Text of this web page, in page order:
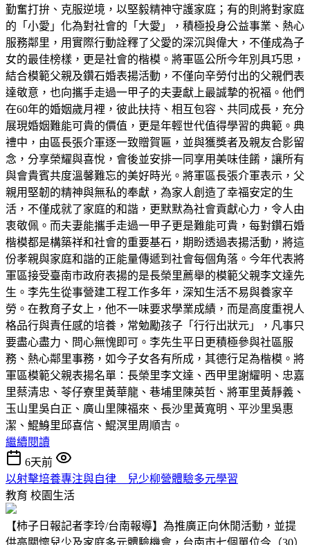
勤奮打拚、克服逆境，以堅毅精神守護家庭；有的則將對家庭
的「小愛」化為對社會的「大愛」，積極投身公益事業、熱心
服務鄰里，用實際行動詮釋了父愛的深沉與偉大，不僅成為子
女的最佳榜樣，更是社會的楷模。將軍區公所今年別具巧思，
結合模範父親及鑽石婚表揚活動，不僅向辛勞付出的父親們表
達敬意，也向攜手走過一甲子的夫妻獻上最誠摯的祝福。他們
在60年的婚姻歲月裡，彼此扶持、相互包容、共同成長，充分
展現婚姻難能可貴的價值，更是年輕世代值得學習的典範。典
禮中，由區長張介軍逐一致贈賀匾，並與獲獎者及親友合影留
念，分享榮耀與喜悅，會後並安排一同享用美味佳餚，讓所有
與會貴賓共度溫馨難忘的美好時光。將軍區長張介軍表示，父
親用堅韌的精神與無私的奉獻，為家人創造了幸福安定的生
活，不僅成就了家庭的和諧，更默默為社會貢獻心力，令人由
衷敬佩。而夫妻能攜手走過一甲子更是難能可貴，每對鑽石婚
楷模都是構築祥和社會的重要基石，期盼透過表揚活動，將這
份孝親與家庭和諧的正能量傳遞到社會每個角落。今年代表將
軍區接受臺南市政府表揚的是長榮里薦舉的模範父親李文達先
生。李先生從事營建工程工作多年，深知生活不易與養家辛
勞。在教育子女上，他不一味要求學業成績，而是高度重視人
格品行與責任感的培養，常勉勵孩子「行行出狀元」，凡事只
要盡心盡力、問心無愧即可。李先生平日更積極參與社區服
務、熱心鄰里事務，如今子女各有所成，其德行足為楷模。將
軍區模範父親表揚名單：長榮里李文達、西甲里謝耀明、忠嘉
里蔡清忠、苓仔寮里黃華龍、巷埔里陳英哲、將軍里黃靜義、
玉山里吳白正、廣山里陳福來、長沙里黃寬明、平沙里吳惠
潔、鯤鯓里邱喜信、鯤溟里周順吉。
繼續閱讀
6天前
以射擊培養專注與自律 兒少柳營體驗多元學習
教育 校園生活
【柿子日報記者李玲/台南報導】為推廣正向休閒活動，並提
供高關懷兒少及家庭多元體驗機會，台南市七個單位今（30）